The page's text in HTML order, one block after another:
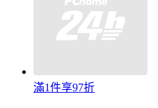
滿1件享97折